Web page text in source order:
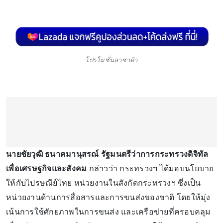
โปรโมชั่นลาซาด้า
นายชัยวุฒิ ธนาคมานุสรณ์ รัฐมนตรีว่าการกระทรวงดิจิทัล
เพื่อเศรษฐกิจและสังคม กล่าวว่า กระทรวงฯ ได้มอบนโยบาย
ให้กับไปรษณีย์ไทย หน่วยงานในสังกัดกระทรวงฯ ซึ่งเป็น
หน่วยงานด้านการสื่อสารและการขนส่งของชาติ โดยให้มุ่ง
เน้นการใช้ศักยภาพในการขนส่ง และเครือข่ายที่ครอบคลุม